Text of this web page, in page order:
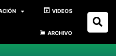
VIDEOS
ARCHIVO